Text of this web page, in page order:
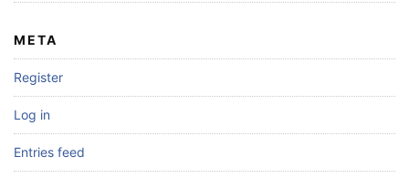
META
Register
Log in
Entries feed